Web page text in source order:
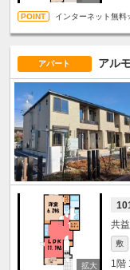
インターネット無
アパート アル
敷
1階